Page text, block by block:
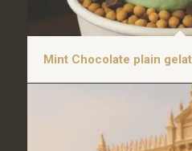
Mint Chocolate plain